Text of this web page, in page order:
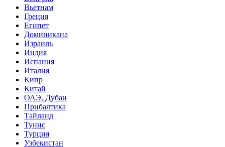
Вьетнам
Греция
Египет
Доминикана
Израиль
Индия
Испания
Италия
Кипр
Китай
ОАЭ, Дубаи
Прибалтика
Тайланд
Тунис
Турция
Узбекистан